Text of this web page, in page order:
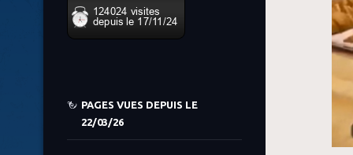
PAGES VUES DEPUIS LE
22/03/26